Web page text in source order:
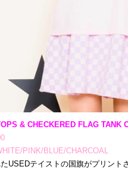
& CHECKERED FLAG TANK
PINK/BLUE/CHARCOAL
USEDテイストの国旗がプリント